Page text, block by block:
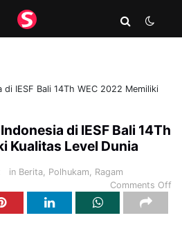
IESF Bali 14Th WEC 2022 Memiliki
di IESF Bali 14Th
Kualitas Level Dunia
in Berita, Polhukam, Ragam
Comments Off